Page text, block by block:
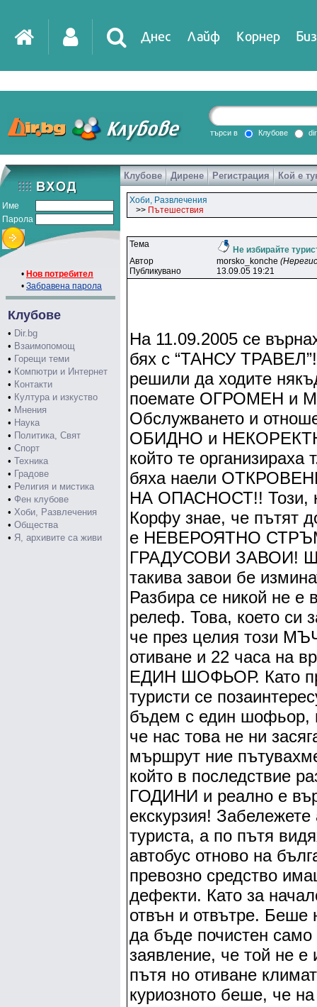
Днес Лайф Корнер
DirTV Impressio
Games
търси в Клубове
Име
Парола
• Нов потребител
• Забравена парола
Клубове
• Dir.bg
• Взаимопомощ
• Горещи теми
• Компютри и Интернет
• Контакти
• Култура и изкуство
• Мнения
• Наука
• Политика, Свят
• Спорт
• Техника
• Градове
• Религия и мистика
• Фен клубове
• Хоби, Развлечения
• Общества
• Я, архивите са живи
Клубове Дирене Регистрация Кой е
Хоби, Развлечения
>> Пътешествия
Тема
Не избирайте
Автор
morsko_konche
Публикувано
13.09.05 19:21
На 11.09.2005 се
бях с “ТАНСУ
решили да ходите
поемате ОГРОМЕН и
Обслужването и
ОБИДНО и
който те организираха
бяха наели
НА ОПАСНОСТ!! Този,
Корфу знае, че пътят
е НЕВЕРОЯТНО
ГРАДУСОВИ ЗАВОИ!
такива завои бе
Разбира се никой не е
релеф. Това, което си
че през целия този
отиване и 22 часа на
ЕДИН ШОФЬОР. Като
туристи се
бъдем с един шофьор,
че нас това не ни
мършрут ние
който в последствие
ГОДИНИ и реално е
екскурзия!
туриста, а по пътя
автобус отново на
превозно средство
дефекти. Като за
отвън и отвътре. Беше
да бъде почистен
заявление, че той не е
пътя но отиване
куриозното беше,